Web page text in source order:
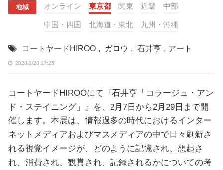
地域 オンライン 東京都 関東 近畿 中部
中国・四国 北海道・東北 九州・沖縄
コートヤードHIROO , ガロウ , 石井亨 , アート
2020/1/20 17:25
コートヤードHIROOにて『石井亨「コラージュ・アン
ド・ステイニング」』を、2月7日から2月29日まで開
催します。本展は、情報過多の時代におけるインター
ネットメディアおよびマスメディアの中で日々刷新さ
れる視覚イメージが、どのように記憶され、想起さ
れ、消費され、観賞され、記録されるかについての考